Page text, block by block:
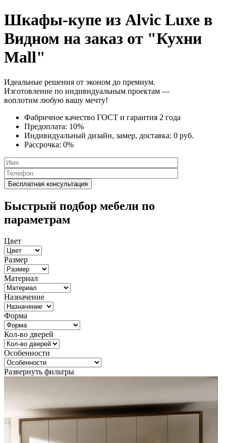
Шкафы-купе из Alvic Luxe в
Видном на заказ от "Кухни
Mall"
Идеальные решения от эконом до премиум.
Изготовление по индивидуальным проектам —
воплотим любую вашу мечту!
Фабричное качество ГОСТ и гарантия 2 года
Предоплата: 10%
Индивидуальный дизайн, замер, доставка: 0 руб.
Рассрочка: 0%
Быстрый подбор мебели по
параметрам
Цвет
Размер
Материал
Назначение
Форма
Кол-во дверей
Особенности
Развернуть фильтры